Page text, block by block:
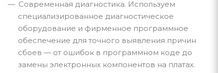
Современная диагностика. Используем
специализированное диагностическое
оборудование и фирменное программное
обеспечение для точного выявления причин
сбоев — от ошибок в программном коде до
замены электронных компонентов на платах.